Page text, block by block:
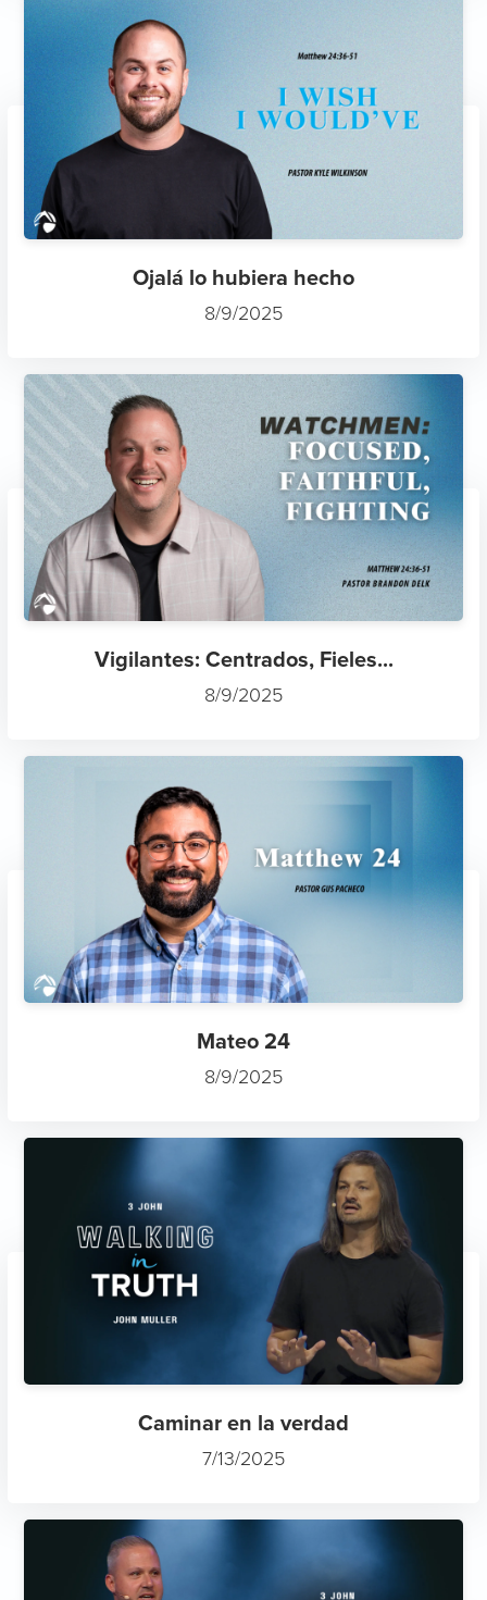
Ojalá lo hubiera hecho
8/9/2025
Vigilantes: Centrados, Fieles...
8/9/2025
Mateo 24
8/9/2025
Caminar en la verdad
7/13/2025